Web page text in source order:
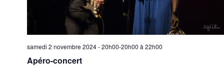
Apéro-concert
samedi 2 novembre 2024 - 20h00-20h00 à 22h00